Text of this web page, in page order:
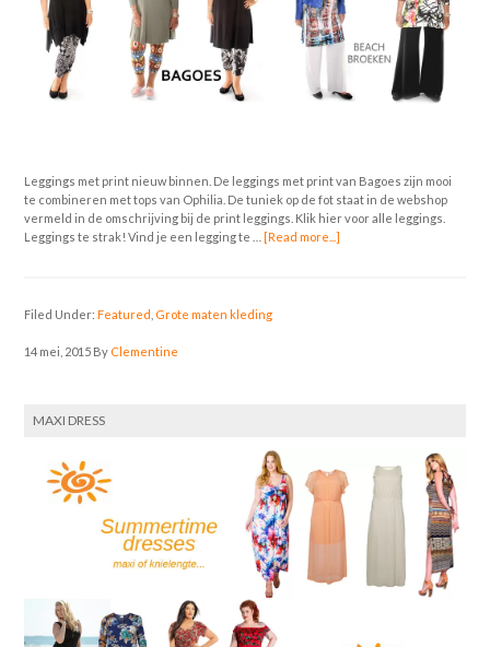
Leggings met print nieuw binnen. De leggings met print van Bagoes zijn mooi
te combineren met tops van Ophilia. De tuniek op de fot staat in de webshop
vermeld in de omschrijving bij de print leggings. Klik hier voor alle leggings.
Leggings te strak! Vind je een legging te …[Read more...]
Filed Under:Featured Grote maten kleding
14 mei, 2015 By Clementine
MAXI DRESS